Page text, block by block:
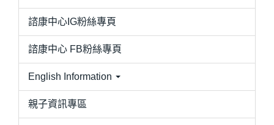
諮康中心IG粉絲專頁
諮康中心 FB粉絲專頁
English Information
親子資訊專區